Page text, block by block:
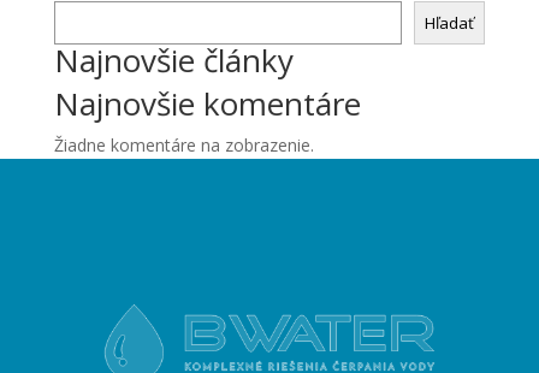
Hľadať
Najnovšie články
Najnovšie komentáre
Žiadne komentáre na zobrazenie.